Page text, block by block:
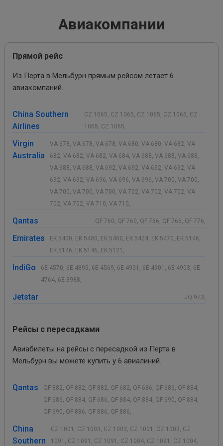
Авиакомпании
Прямой рейс
Из Перта в Мельбурн прямым рейсом летает 6
авиакомпаний.
China Southern
Airlines
CZ 1065, CZ 1065, CZ 1065, CZ 1065, CZ
1065, CZ 1065,
Virgin
Australia
VA 678, VA 678, VA 678, VA 680, VA 680, VA 682, VA
682, VA 682, VA 682, VA 684, VA 688, VA 688, VA 688,
VA 688, VA 688, VA 692, VA 692, VA 692, VA 692, VA
692, VA 692, VA 696, VA 696, VA 696, VA 700, VA 700,
VA 700, VA 700, VA 700, VA 702, VA 702, VA 702, VA
702, VA 702, VA 710, VA 710,
Qantas QF 760, QF 760, QF 766, QF 766, QF 776,
Emirates
EK 5400, EK 5400, EK 5400, EK 5424, EK 5470, EK 5146,
EK 5146, EK 5146, EK 5121,
IndiGo
6E 4570, 6E 4895, 6E 4569, 6E 4901, 6E 4901, 6E 4903, 6E
4764, 6E 3988,
Jetstar JQ 973,
Рейсы с пересадками
Авиабилеты на рейсы с пересадкой из Перта в
Мельбурн вы можете купить у 6 авиалиний.
Qantas
QF 882, QF 882, QF 882, QF 682, QF 686, QF 686, QF 884,
QF 686, QF 884, QF 686, QF 884, QF 884, QF 690, QF 884,
QF 690, QF 886, QF 886, QF 886,
China
Southern
CZ 1001, CZ 1003, CZ 1003, CZ 1001, CZ 1003, CZ
1091, CZ 1091, CZ 1091, CZ 1004, CZ 1091, CZ 1004,